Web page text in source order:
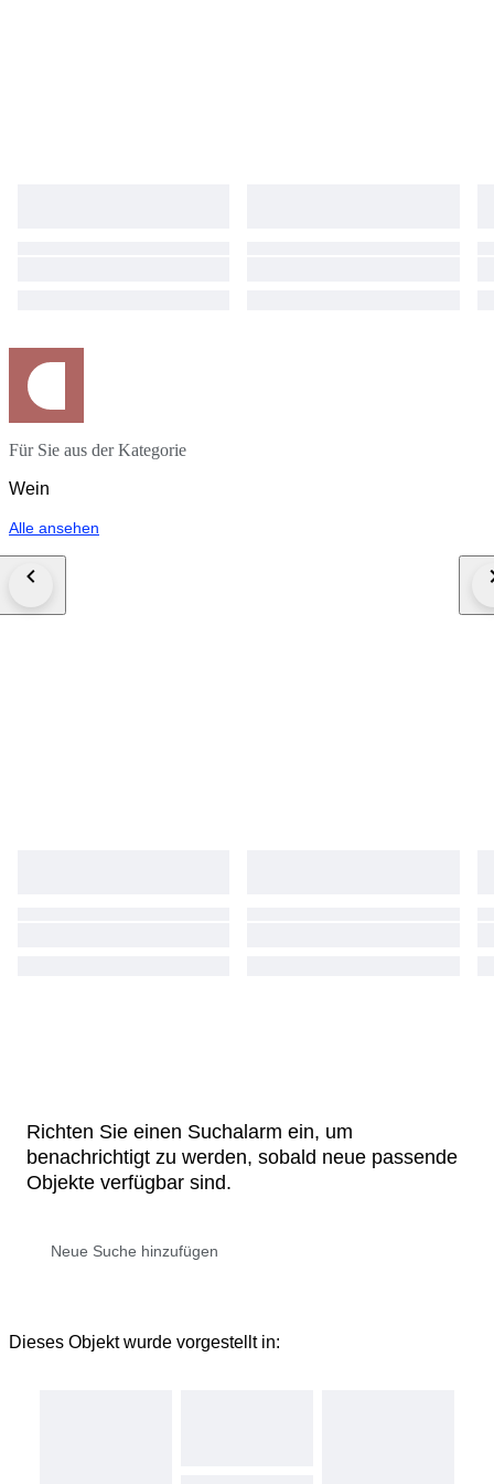
Für Sie aus der Kategorie
Wein
Alle ansehen
Richten Sie einen Suchalarm ein, um
benachrichtigt zu werden, sobald neue passende
Objekte verfügbar sind.
Dieses Objekt wurde vorgestellt in: